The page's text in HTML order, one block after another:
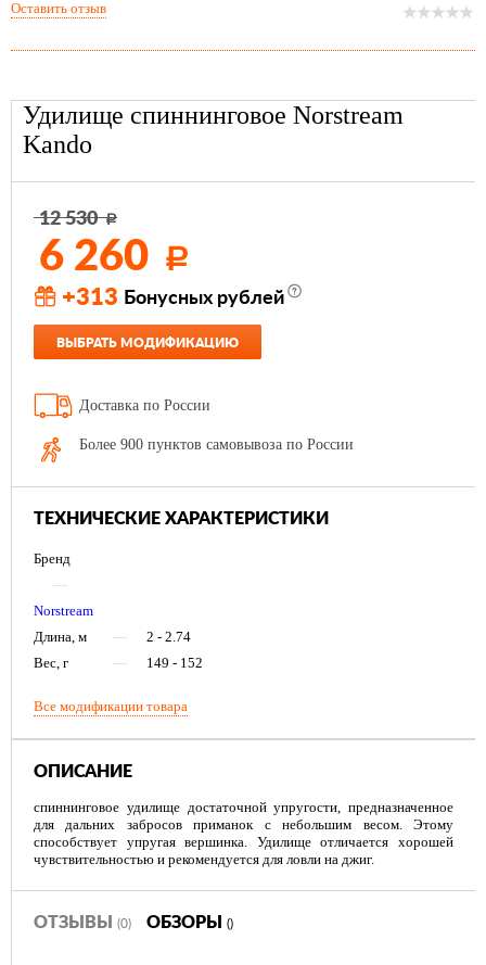
Удилище спиннинговое Norstream
Kando
12 530 Р
6 260
Р
+313 Бонусных рублей
ВЫБРАТЬ МОДИФИКАЦИЮ
Доставка по России
Более 900 пунктов самовывоза по России
ТЕХНИЧЕСКИЕ ХАРАКТЕРИСТИКИ
Бренд
—
Norstream
Длина, м
—
2 - 2.74
Вес, г
— 149 - 152
Все модификации товара
ОПИСАНИЕ
спиннинговое удилище достаточной упругости, предназначенное
для дальних забросов приманок с небольшим весом. Этому
способствует упругая вершинка. Удилище отличается хорошей
чувствительностью и рекомендуется для ловли на джиг.
ОТЗЫВЫ (0) ОБЗОРЫ ()
Оставить отзыв